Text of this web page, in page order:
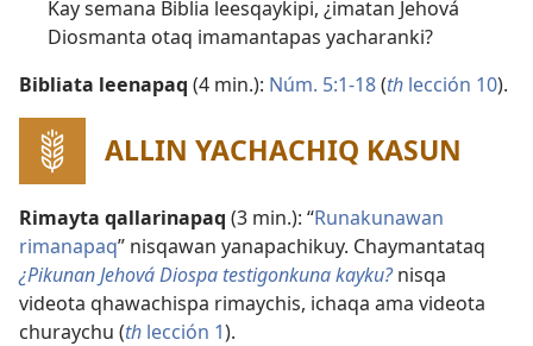
Kay semana Biblia leesqaykipi, ¿imatan Jehová
Diosmanta otaq imamantapas yacharanki?
Bibliata leenapaq (4 min.): Núm. 5:1-18(th lección 10).
ALLIN YACHACHIQ KASUN
Rimayta qallarinapaq (3 min.): “Runakunawan
rimanapaq” nisqawan yanapachikuy. Chaymantataq
¿Pikunan Jehová Diospa testigonkuna kayku?nisqa
videota qhawachispa rimaychis, ichaqa ama videota
churaychu (th lección 1).